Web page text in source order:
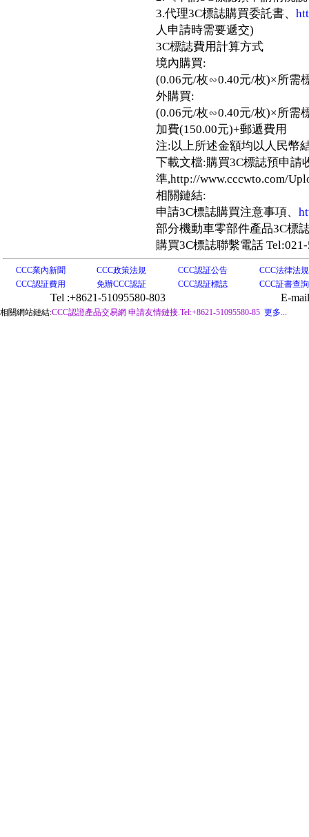
3.代理3C標誌購買委託書、
人申請時需要遞交)
3C標誌費用計算方式
境內購買:
(0.06元/枚∽0.40元/枚)×所需
外購買:
(0.06元/枚∽0.40元/枚)×所需
加費(150.00元)+郵遞費用
注:以上所述金額均以人民幣
下載文檔:購買3C標誌預申請
準,http://www.cccwto.com/
相關鏈結:
申請3C標誌購買注意事項、
部分機動車零部件產品3C標
購買3C標誌聯繫電話
CCC業內新聞
CCC認証費用
CCC政策法規
免辦CCC認証
CCC認証公告
CCC認証標誌
CCC法律法規
CCC証書查詢
Tel :+8621-51095580-803 E-
相關網站鏈結:CCC認證產品交易網 申請友情鏈接.Tel:+8621-51095580-85 更多...